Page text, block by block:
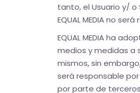
tanto, el Usuario y/
EQUAL MEDIA no
EQUAL MEDIA ha
medios y medidas a
mismos, sin
será responsable
por parte de